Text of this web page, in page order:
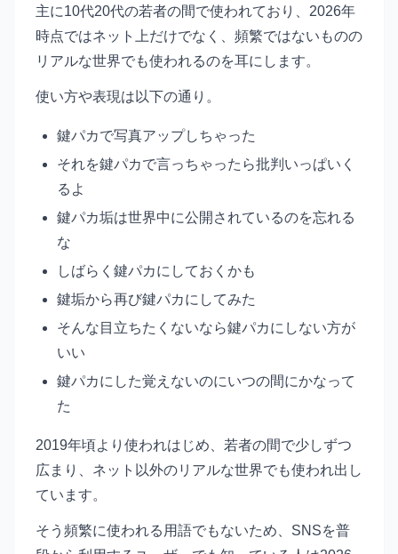
主に10代20代の若者の間で使われており、2026年
時点ではネット上だけでなく、頻繁ではないものの
リアルな世界でも使われるのを耳にします。
使い方や表現は以下の通り。
鍵パカで写真アップしちゃった
それを鍵パカで言っちゃったら批判いっぱいく
るよ
鍵パカ垢は世界中に公開されているのを忘れる
な
しばらく鍵パカにしておくかも
鍵垢から再び鍵パカにしてみた
そんな目立ちたくないなら鍵パカにしない方が
いい
鍵パカにした覚えないのにいつの間にかなって
た
2019年頃より使われはじめ、若者の間で少しずつ
広まり、ネット以外のリアルな世界でも使われ出し
ています。
そう頻繁に使われる用語でもないため、SNSを普